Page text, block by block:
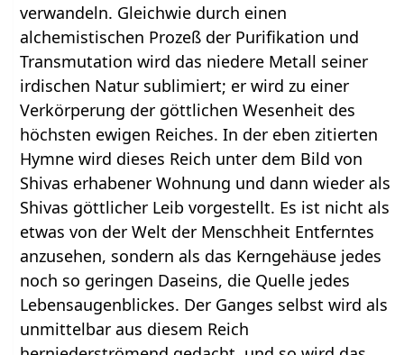
verwandeln. Gleichwie durch einen
alchemistischen Prozeß der Purifikation und
Transmutation wird das niedere Metall seiner
irdischen Natur sublimiert; er wird zu einer
Verkörperung der göttlichen Wesenheit des
höchsten ewigen Reiches. In der eben zitierten
Hymne wird dieses Reich unter dem Bild von
Shivas erhabener Wohnung und dann wieder als
Shivas göttlicher Leib vorgestellt. Es ist nicht als
etwas von der Welt der Menschheit Entferntes
anzusehen, sondern als das Kerngehäuse jedes
noch so geringen Daseins, die Quelle jedes
Lebensaugenblickes. Der Ganges selbst wird als
unmittelbar aus diesem Reich